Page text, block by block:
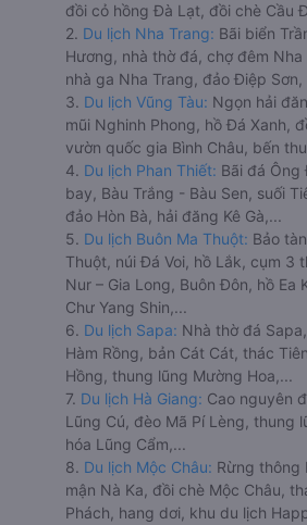
đồi cỏ hồng Đà Lạt, đồi chè Cầu
2. Du lịch Nha Trang: Bãi biển
Hương, nhà thờ đá, chợ đêm Nha
nhà ga Nha Trang, đảo Điệp
3. Du lịch Vũng Tàu: Ngọn hải
mũi Nghinh Phong, hồ Đá Xanh,
vườn quốc gia Bình Châu, bến
4. Du lịch Phan Thiết: Bãi đá Ông
bay, Bàu Trắng - Bàu Sen, suối
đảo Hòn Bà, hải đăng Kê Gà,...
5. Du lịch Buôn Ma Thuột: Bảo
Thuột, núi Đá Voi, hồ Lắk, cụm 3
Nur – Gia Long, Buôn Đôn, hồ Ea
Chư Yang Shin,...
6. Du lịch Sapa: Nhà thờ đá
Hàm Rồng, bản Cát Cát, thác
Hồng, thung lũng Mường Hoa,...
7. Du lịch Hà Giang: Cao nguyên
Lũng Cú, đèo Mã Pí Lèng, thung
hóa Lũng Cẩm,...
8. Du lịch Mộc Châu: Rừng thông
mận Nà Ka, đồi chè Mộc Châu,
Phách, hang dơi, khu du lịch